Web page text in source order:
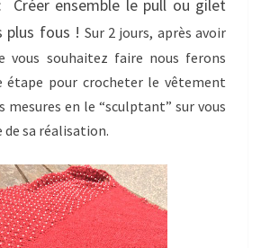
Créer ensemble le pull ou gilet
plus fous ! Sur 2 jours, après avoir
vous souhaitez faire nous ferons
étape pour crocheter le vêtement
mesures en le “sculptant” sur vous
de sa réalisation.